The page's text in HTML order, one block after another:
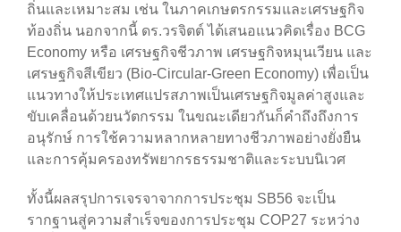
ถิ่นและเหมาะสม เช่น ในภาคเกษตรกรรมและเศรษฐกิจ
ท้องถิ่น นอกจากนี้ ดร.วรจิตต์ ได้เสนอแนวคิดเรื่อง BCG
Economy หรือ เศรษฐกิจชีวภาพ เศรษฐกิจหมุนเวียน และ
เศรษฐกิจสีเขียว (Bio-Circular-Green Economy) เพื่อเป็น
แนวทางให้ประเทศแปรสภาพเป็นเศรษฐกิจมูลค่าสูงและ
ขับเคลื่อนด้วยนวัตกรรม ในขณะเดียวกันก็คำถึงถึงการ
อนุรักษ์ การใช้ความหลากหลายทางชีวภาพอย่างยั่งยืน
และการคุ้มครองทรัพยากรธรรมชาติและระบบนิเวศ
ทั้งนี้ผลสรุปการเจรจาจากการประชุม SB56 จะเป็น
รากฐานสู่ความสำเร็จของการประชุม COP27 ระหว่าง